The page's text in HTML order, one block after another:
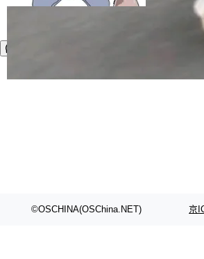
x / Harmony PC curl -fsSL https://
不断累积，代码仓中的模块关系、接口契约
务逻辑等关键信息往往分散于数十乃至数百
件之中，形成高度复杂的知识关联网络。传
©OSCHINA(OSChina.NET) 京